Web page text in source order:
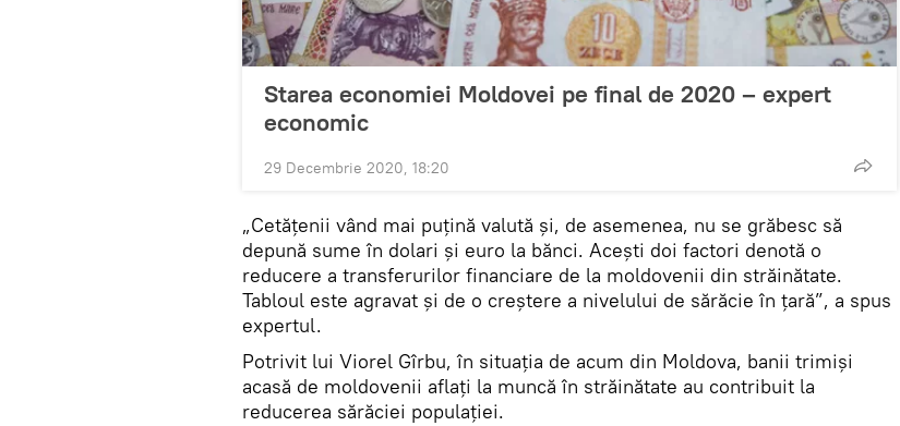
Starea economiei Moldovei pe final de 2020 – expert
economic
29 Decembrie 2020, 18:20
„Cetățenii vând mai puțină valută și, de asemenea, nu se grăbesc să
depună sume în dolari și euro la bănci. Acești doi factori denotă o
reducere a transferurilor financiare de la moldovenii din străinătate.
Tabloul este agravat și de o creștere a nivelului de sărăcie în țară”, a spus
expertul.
Potrivit lui Viorel Gîrbu, în situația de acum din Moldova, banii trimiși
acasă de moldovenii aflați la muncă în străinătate au contribuit la
reducerea sărăciei populației.